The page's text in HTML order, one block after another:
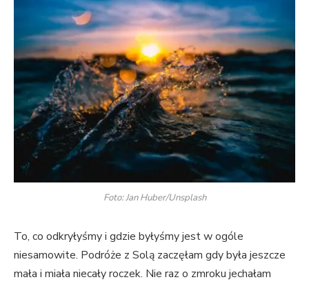
Foto: Jan Huber/Unsplash
To, co odkryłyśmy i gdzie byłyśmy jest w ogóle
niesamowite. Podróże z Solą zaczęłam gdy była jeszcze
mała i miała niecały roczek. Nie raz o zmroku jechałam